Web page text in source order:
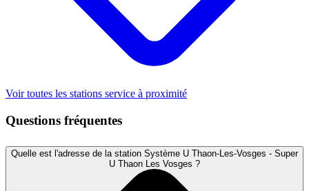
Voir toutes les stations service à proximité
Questions fréquentes
Quelle est l'adresse de la station Système U Thaon-Les-Vosges - Super
U Thaon Les Vosges ?